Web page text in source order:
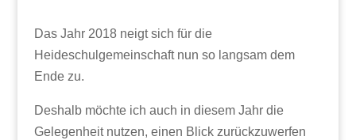
Das Jahr 2018 neigt sich für die
Heideschulgemeinschaft nun so langsam dem
Ende zu.
Deshalb möchte ich auch in diesem Jahr die
Gelegenheit nutzen, einen Blick zurückzuwerfen